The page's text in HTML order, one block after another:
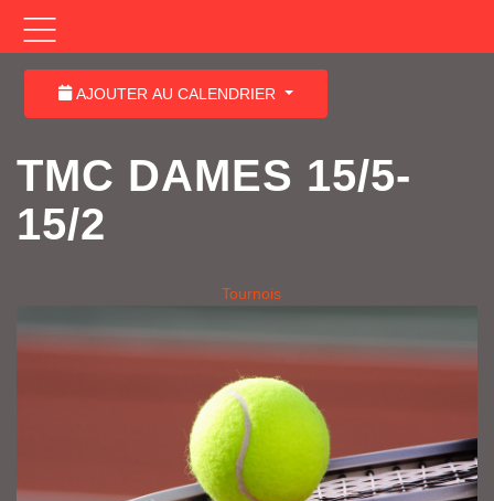
AJOUTER AU CALENDRIER
TMC DAMES 15/5-
15/2
Tournois